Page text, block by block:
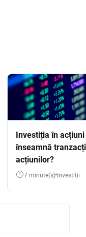
Investiția în
înseamnă
acțiunilor?
7 minute(s) Investiții